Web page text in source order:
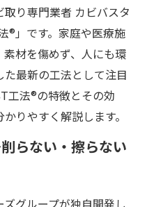
り専門業者 カビバスタ
®」です。家庭や医療施
材を傷めず、人にも環
最新の工法として注目
工法®の特徴とその効
りやすく解説します。
らない・擦らない
グループが独自開発し